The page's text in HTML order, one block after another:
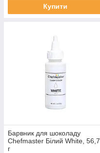
Купити
Барвник для шоколаду
Chefmaster Білий White, 56,7
г